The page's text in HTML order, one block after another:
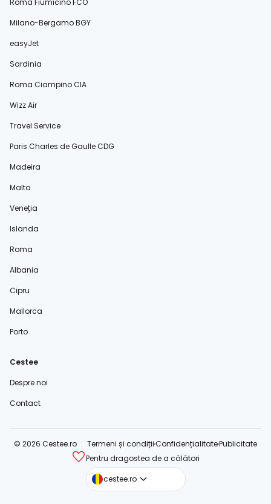
Roma Fiumicino FCO
Milano-Bergamo BGY
easyJet
Sardinia
Roma Ciampino CIA
Wizz Air
Travel Service
Paris Charles de Gaulle CDG
Madeira
Malta
Veneția
Islanda
Roma
Albania
Cipru
Mallorca
Porto
Cestee
Despre noi
Contact
© 2026 Cestee.ro Termeni și condițiiConfidențialitatePublicitate
Pentru dragostea de a călători
cestee.ro
cestee.com
cestee.sk